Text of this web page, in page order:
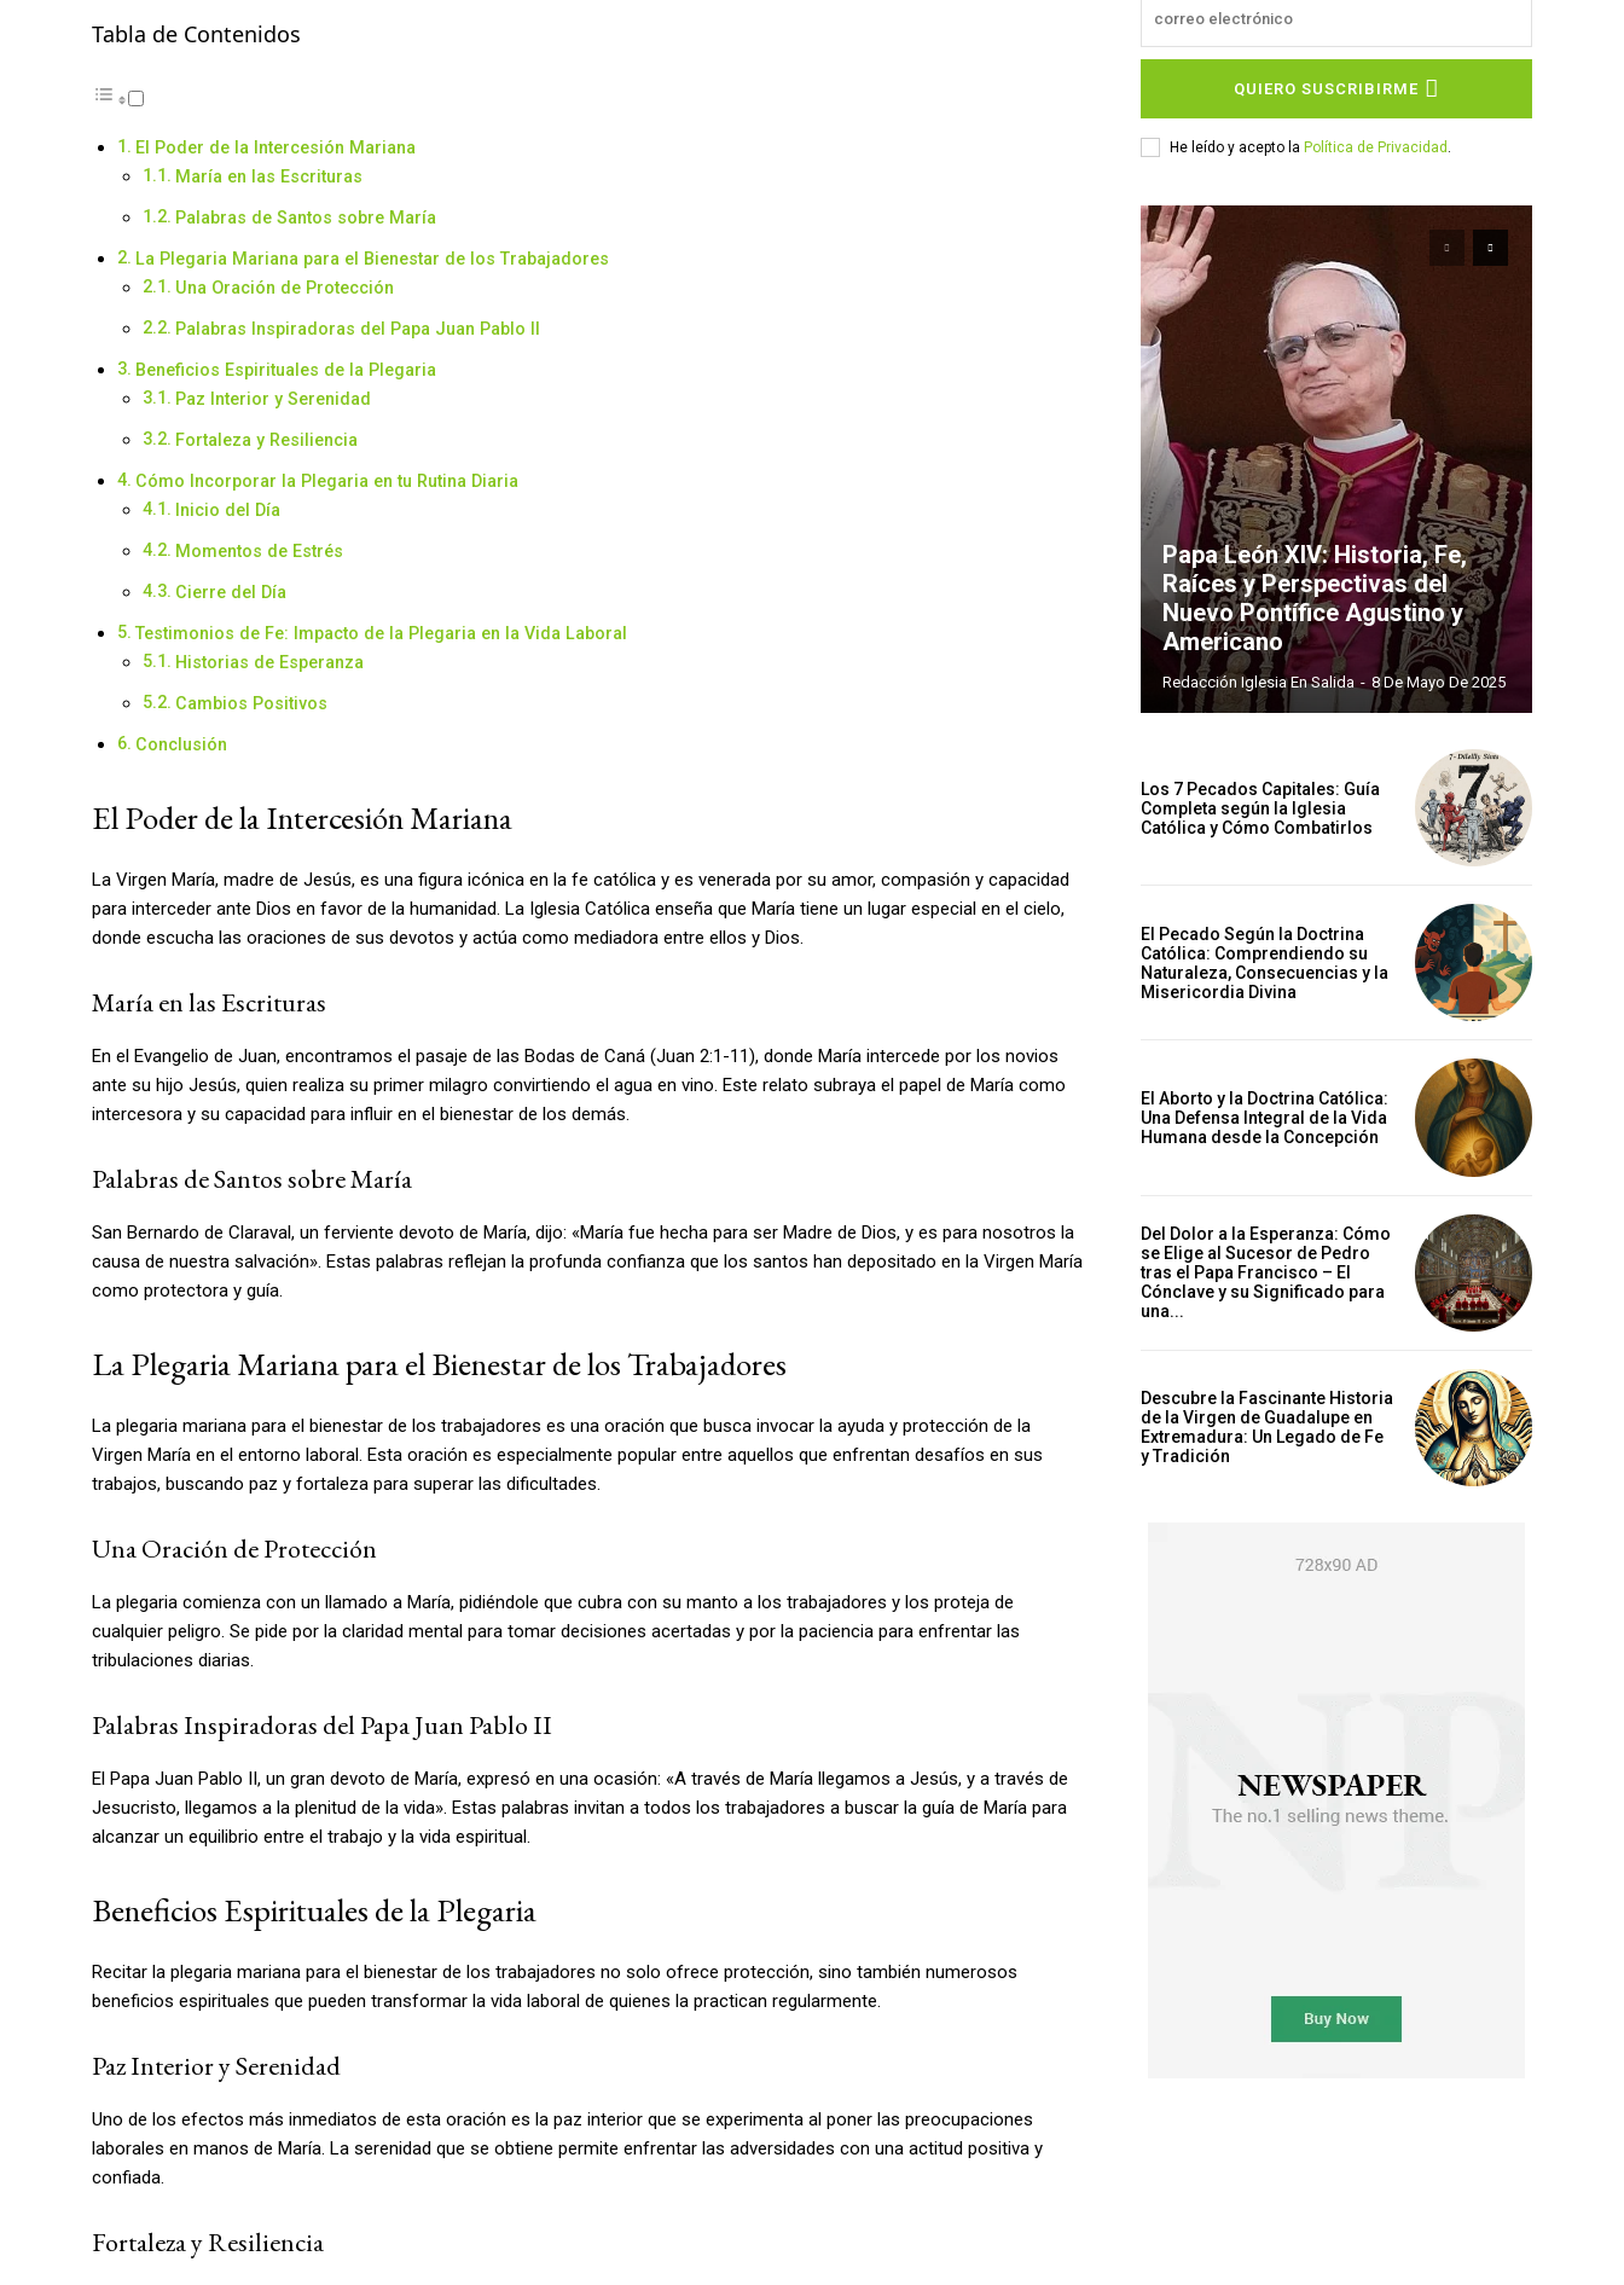
Tabla de Contenidos
El Poder de la Intercesión Mariana
María en las Escrituras
Palabras de Santos sobre María
La Plegaria Mariana para el Bienestar de los Trabajadores
Una Oración de Protección
Palabras Inspiradoras del Papa Juan Pablo II
Beneficios Espirituales de la Plegaria
Paz Interior y Serenidad
Fortaleza y Resiliencia
Cómo Incorporar la Plegaria en tu Rutina Diaria
Inicio del Día
Momentos de Estrés
Cierre del Día
Testimonios de Fe: Impacto de la Plegaria en la Vida Laboral
Historias de Esperanza
Cambios Positivos
Conclusión
El Poder de la Intercesión Mariana
La Virgen María, madre de Jesús, es una figura icónica en la fe católica y es venerada por su amor, compasión y capacidad
para interceder ante Dios en favor de la humanidad. La Iglesia Católica enseña que María tiene un lugar especial en el cielo,
donde escucha las oraciones de sus devotos y actúa como mediadora entre ellos y Dios.
María en las Escrituras
En el Evangelio de Juan, encontramos el pasaje de las Bodas de Caná (Juan 2:1-11), donde María intercede por los novios
ante su hijo Jesús, quien realiza su primer milagro convirtiendo el agua en vino. Este relato subraya el papel de María como
intercesora y su capacidad para influir en el bienestar de los demás.
Palabras de Santos sobre María
San Bernardo de Claraval, un ferviente devoto de María, dijo: «María fue hecha para ser Madre de Dios, y es para nosotros la
causa de nuestra salvación». Estas palabras reflejan la profunda confianza que los santos han depositado en la Virgen María
como protectora y guía.
La Plegaria Mariana para el Bienestar de los Trabajadores
La plegaria mariana para el bienestar de los trabajadores es una oración que busca invocar la ayuda y protección de la
Virgen María en el entorno laboral. Esta oración es especialmente popular entre aquellos que enfrentan desafíos en sus
trabajos, buscando paz y fortaleza para superar las dificultades.
Una Oración de Protección
La plegaria comienza con un llamado a María, pidiéndole que cubra con su manto a los trabajadores y los proteja de
cualquier peligro. Se pide por la claridad mental para tomar decisiones acertadas y por la paciencia para enfrentar las
tribulaciones diarias.
Palabras Inspiradoras del Papa Juan Pablo II
El Papa Juan Pablo II, un gran devoto de María, expresó en una ocasión: «A través de María llegamos a Jesús, y a través de
Jesucristo, llegamos a la plenitud de la vida». Estas palabras invitan a todos los trabajadores a buscar la guía de María para
alcanzar un equilibrio entre el trabajo y la vida espiritual.
Beneficios Espirituales de la Plegaria
Recitar la plegaria mariana para el bienestar de los trabajadores no solo ofrece protección, sino también numerosos
beneficios espirituales que pueden transformar la vida laboral de quienes la practican regularmente.
Paz Interior y Serenidad
Uno de los efectos más inmediatos de esta oración es la paz interior que se experimenta al poner las preocupaciones
laborales en manos de María. La serenidad que se obtiene permite enfrentar las adversidades con una actitud positiva y
confiada.
Fortaleza y Resiliencia
QUIERO SUSCRIBIRME
He leído y acepto la Política de Privacidad
Papa León XIV: Historia, Fe,
Raíces y Perspectivas del
Nuevo Pontífice Agustino y
Americano
Redacción Iglesia En Salida - 8 De Mayo De 2025
Los 7 Pecados Capitales: Guía
Completa según la Iglesia
Católica y Cómo Combatirlos
El Pecado Según la Doctrina
Católica: Comprendiendo su
Naturaleza, Consecuencias y la
Misericordia Divina
El Aborto y la Doctrina Católica:
Una Defensa Integral de la Vida
Humana desde la Concepción
Del Dolor a la Esperanza: Cómo
se Elige al Sucesor de Pedro
tras el Papa Francisco – El
Cónclave y su Significado para
una...
Descubre la Fascinante Historia
de la Virgen de Guadalupe en
Extremadura: Un Legado de Fe
y Tradición